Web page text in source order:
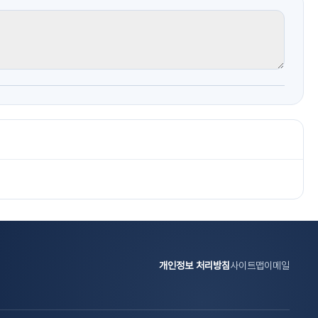
개인정보 처리방침사이트맵이메일